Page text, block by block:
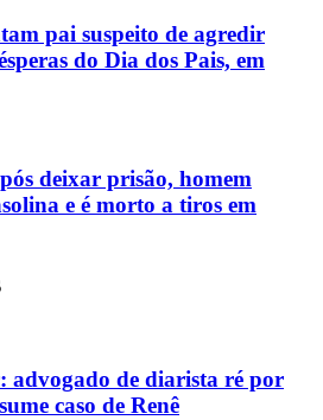
pai suspeito de agredir
do Dia dos Pais, em
deixar prisão, homem
e é morto a tiros em
advogado de diarista ré por
caso de Renê